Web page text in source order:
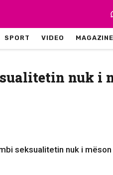
SPORT VIDEO MAGAZINE
nuk i
seksualitetin nuk i